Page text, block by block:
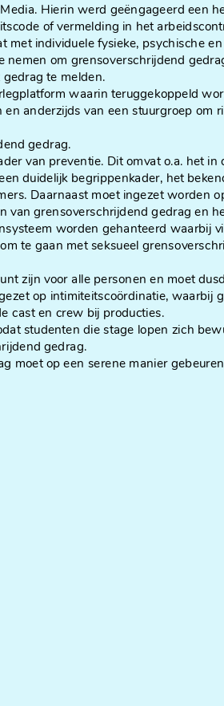
Hierin werd geëngageerd een
of vermelding in het
met individuele fysieke, psychische
nemen om grensoverschrijdend
te melden.
waarin teruggekoppeld
anderzijds van een stuurgroep om
gedrag.
van preventie. Dit omvat o.a. het in
duidelijk begrippenkader, het
Daarnaast moet ingezet worden
van grensoverschrijdend gedrag en
worden gehanteerd waarbij
te gaan met seksueel
zijn voor alle personen en moet
op intimiteitscoördinatie, waarbij
cast en crew bij producties.
studenten die stage lopen zich
gedrag.
moet op een serene manier